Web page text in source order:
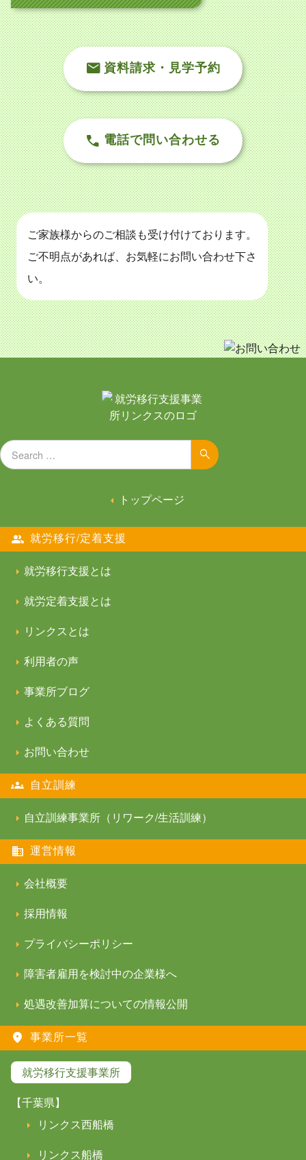
資料請求・見学予約
電話で問い合わせる
ご家族様からのご相談も受け付けております。
ご不明点があれば、お気軽にお問い合わせ下さ
い。
Search for: Search
トップページ
就労移行/定着支援
就労移行支援とは
就労定着支援とは
リンクスとは
利用者の声
事業所ブログ
よくある質問
お問い合わせ
自立訓練
自立訓練事業所（リワーク/生活訓練）
運営情報
会社概要
採用情報
プライバシーポリシー
障害者雇用を検討中の企業様へ
処遇改善加算についての情報公開
事業所一覧
就労移行支援事業所
【千葉県】
リンクス西船橋
リンクス船橋